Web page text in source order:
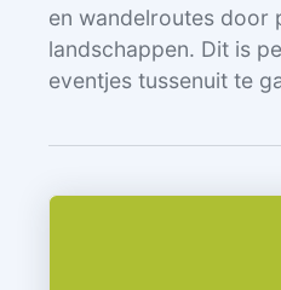
en wandelroutes door
landschappen. Dit is
eventjes tussenuit te